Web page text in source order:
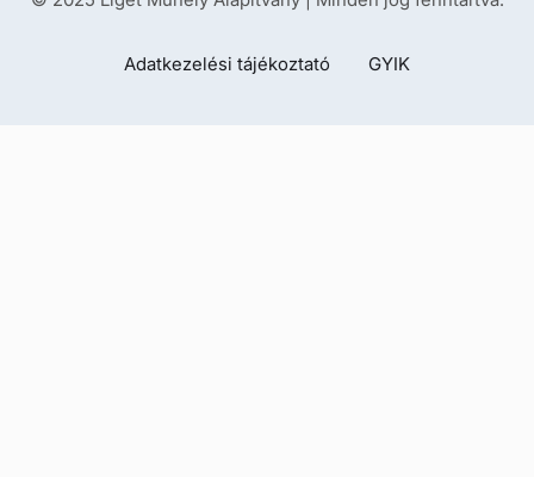
Adatkezelési tájékoztató GYIK